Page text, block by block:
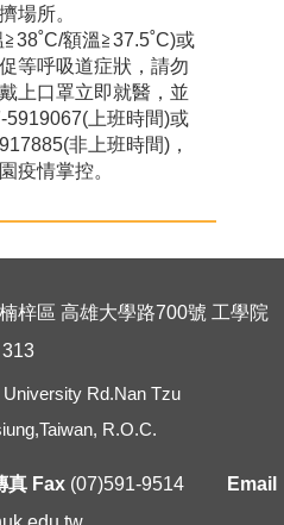
場所。
額溫≧37.5˚C)或
等呼吸道症狀，請勿
上口罩立即就醫，並
5919067(上班時間)或
非上班時間)，
疫情掌控。
梓區 高雄大學路700號 工學院
313
Rd.Nan Tzu
R.O.C.
真 Fax (07)591-9514
Email